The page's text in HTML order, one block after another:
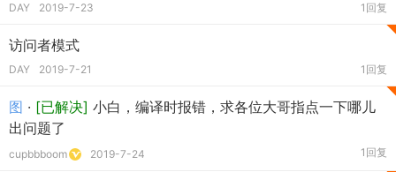
DAY 2019-7-23 1回复
访问者模式
DAY 2019-7-21 1回复
图 · [已解决] 小白，编译时报错，求各位大哥指点一下哪儿
出问题了
cupbbboom 2019-7-24 1回复